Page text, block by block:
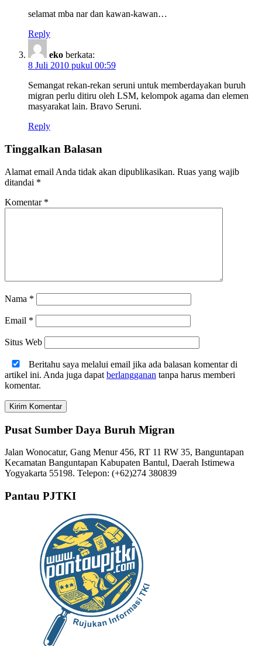
selamat mba nar dan kawan-kawan…
Reply
eko berkata:
8 Juli 2010 pukul 00:59
Semangat rekan-rekan seruni untuk memberdayakan buruh
migran perlu ditiru oleh LSM, kelompok agama dan elemen
masyarakat lain. Bravo Seruni.
Reply
Tinggalkan Balasan
Alamat email Anda tidak akan dipublikasikan. Ruas yang wajib
ditandai *
Komentar *
Nama *
Email *
Situs Web
Beritahu saya melalui email jika ada balasan komentar di
artikel ini. Anda juga dapat berlangganan tanpa harus memberi
komentar.
Pusat Sumber Daya Buruh Migran
Jalan Wonocatur, Gang Menur 456, RT 11 RW 35, Banguntapan
Kecamatan Banguntapan Kabupaten Bantul, Daerah Istimewa
Yogyakarta 55198. Telepon: (+62)274 380839
Pantau PJTKI